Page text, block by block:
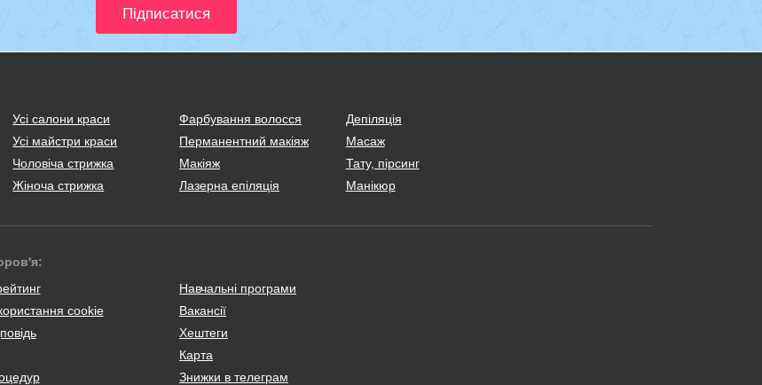
Усі салони краси
Усі майстри краси
Чоловіча стрижка
Жіноча стрижка
Фарбування волосся
Перманентний макіяж
Макіяж
Лазерна епіляція
Депіляція
Масаж
Тату, пірсинг
Манікюр
cookie
Навчальні програми
Вакансії
Хештеги
Карта
Знижки в телеграм